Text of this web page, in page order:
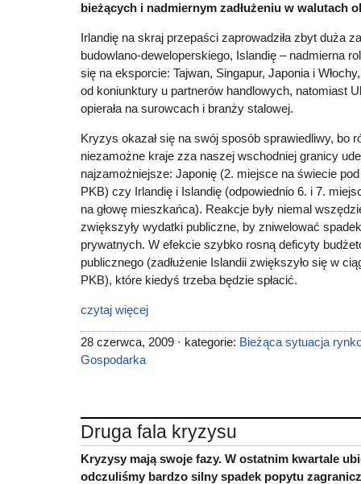
bieżących i nadmiernym zadłużeniu w walutach
Irlandię na skraj przepaści zaprowadziła zbyt duża
budowlano-deweloperskiego, Islandię – nadmierna
się na eksporcie: Tajwan, Singapur, Japonia i
od koniunktury u partnerów handlowych, natomiast
opierała na surowcach i branży stalowej.
Kryzys okazał się na swój sposób sprawiedliwy, bo
niezamożne kraje zza naszej wschodniej granicy
najzamożniejsze: Japonię (2. miejsce na świecie
PKB) czy Irlandię i Islandię (odpowiednio 6. i 7.
na głowę mieszkańca). Reakcje były niemal
zwiększyły wydatki publiczne, by zniwelować
prywatnych. W efekcie szybko rosną deficyty
publicznego (zadłużenie Islandii zwiększyło się w
PKB), które kiedyś trzeba będzie spłacić.
czytaj więcej
28 czerwca, 2009 · kategorie: Bieżąca sytuacja
Gospodarka
Druga fala kryzysu
Kryzysy mają swoje fazy. W ostatnim kwartale
odczuliśmy bardzo silny spadek popytu